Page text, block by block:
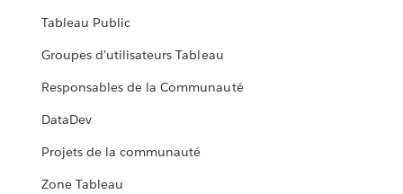
Tableau Public
Groupes d'utilisateurs Tableau
Responsables de la Communauté
DataDev
Projets de la communauté
Zone Tableau